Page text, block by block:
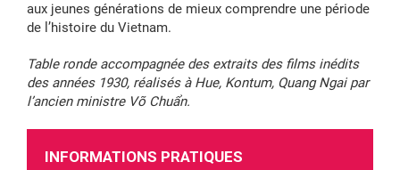
aux jeunes générations de mieux comprendre une période
de l’histoire du Vietnam.
Table ronde accompagnée des extraits des films inédits
des années 1930, réalisés à Hue, Kontum, Quang Ngai par
l’ancien ministre Võ Chuẩn.
INFORMATIONS PRATIQUES